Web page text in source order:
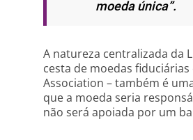
moeda única”.
A natureza centralizada da
cesta de moedas
Association – também é
que a moeda seria
não será apoiada por um